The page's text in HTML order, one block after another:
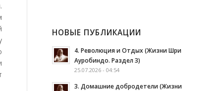
НОВЫЕ ПУБЛИКАЦИИ
4. Революция и Отдых (Жизни Шри
Ауробиндо. Раздел 3)
25.07.2026 - 04:54
3. Домашние добродетели (Жизни